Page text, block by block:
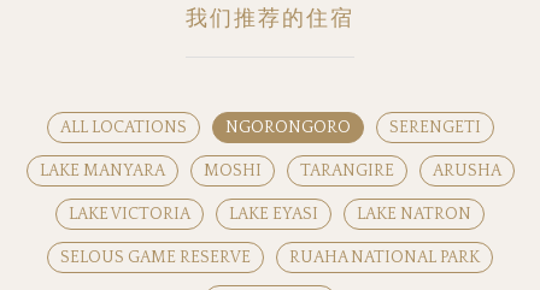
我们推荐的住宿
ALL LOCATIONS NGORONGORO SERENGETI
LAKE MANYARA MOSHI TARANGIRE ARUSHA
LAKE VICTORIA LAKE EYASI LAKE NATRON
SELOUS GAME RESERVE RUAHA NATIONAL PARK